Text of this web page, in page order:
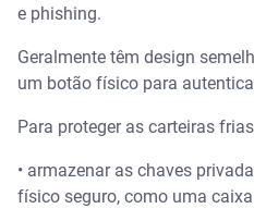
e phishing.
Geralmente têm design
um botão físico para
Para proteger as carteiras
• armazenar as chaves
físico seguro, como uma